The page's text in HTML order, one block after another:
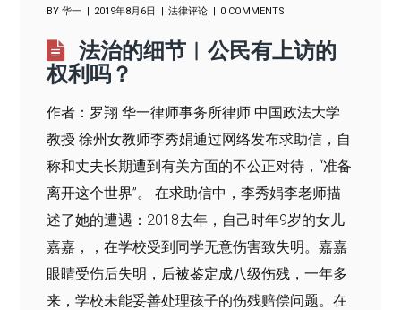
BY华一 2019年8月6日 法律评论 0 COMMENTS
法治的细节︱公民有上访的
权利吗？
作者：罗翔 华一律师事务所律师 中国政法大学
教授 徐州女教师李秀娟通过网络发布求助信，自
称和丈夫长期遭到有关方面的不公正对待，“准备
离开这个世界”。 在求助信中，李秀娟李老师描
述了她的遭遇：2018去年，自己时年9岁的女儿
嘉嘉，，在学校受到同学无意伤害致失明。嘉嘉
眼睛受伤后失明，后被鉴定成八级伤残，一年多
来，学校未能妥善处理孩子的伤残赔偿问题。在